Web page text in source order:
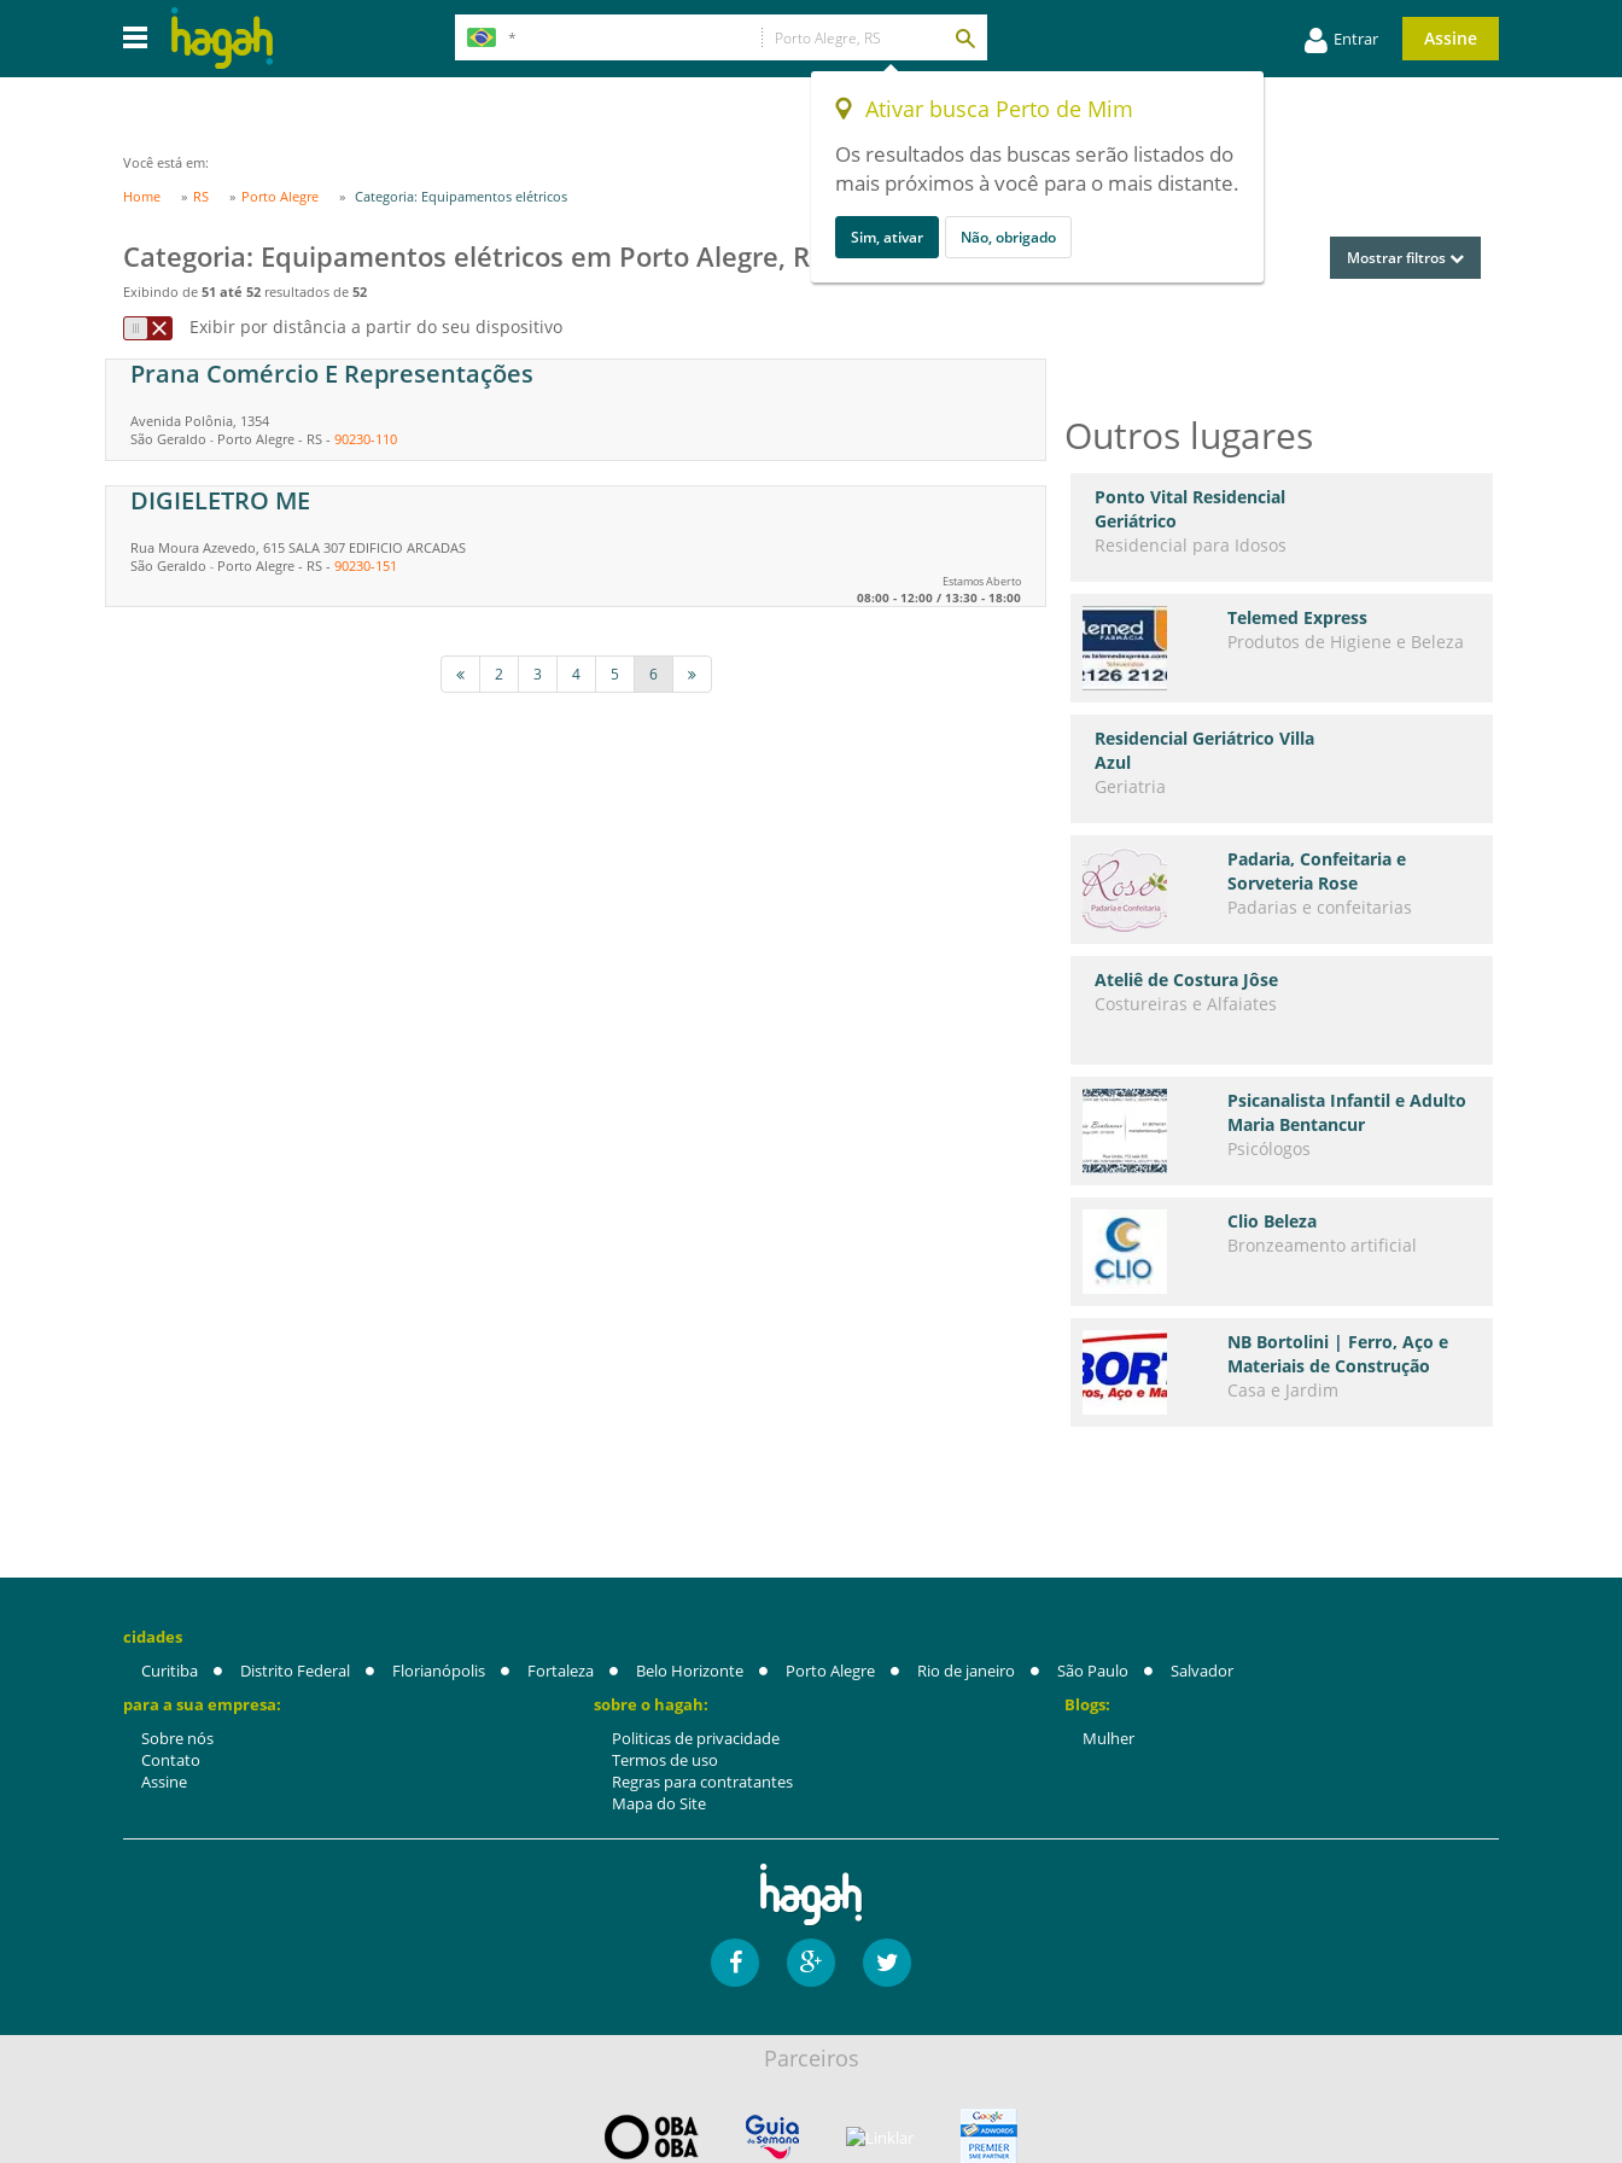
Entrar Assine
Ativar busca Perto de Mim
Os resultados das buscas serão listados do
mais próximos à você para o mais distante.
Sim, ativar Não, obrigado
Você está em:
Home
RS Porto Alegre Categoria: Equipamentos elétricos
Categoria: Equipamentos elétricos em Porto Alegre, RS
Exibindo de 51 até 52 resultados de 52
Mostrar filtros
Exibir por distância a partir do seu dispositivo
Prana Comércio E Representações
Avenida Polônia, 1354
São Geraldo - Porto Alegre - RS - 90230-110
DIGIELETRO ME
Rua Moura Azevedo, 615 SALA 307 EDIFICIO ARCADAS
São Geraldo - Porto Alegre - RS - 90230-151
Estamos Aberto
08:00 - 12:00 / 13:30 - 18:00
2 3 4 5 6
Outros lugares
Ponto Vital Residencial
Geriátrico
Residencial para Idosos
Telemed Express
Produtos de Higiene e Beleza
Residencial Geriátrico Villa
Azul
Geriatria
Padaria, Confeitaria e
Sorveteria Rose
Padarias e confeitarias
Ateliê de Costura Jôse
Costureiras e Alfaiates
Psicanalista Infantil e Adulto
Maria Bentancur
Psicólogos
Clio Beleza
Bronzeamento artificial
NB Bortolini | Ferro, Aço e
Materiais de Construção
Casa e Jardim
cidades
Curitiba
Distrito Federal Florianópolis Fortaleza Belo Horizonte Porto Alegre Rio de janeiro São Paulo
Salvador
para a sua empresa:
Sobre nós
Contato
Assine
sobre o hagah:
Politicas de privacidade
Termos de uso
Regras para contratantes
Mapa do Site
Blogs:
Mulher
Parceiros